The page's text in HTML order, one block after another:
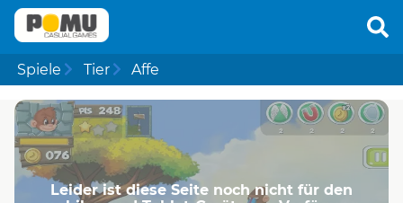
Spiele Tier Affe
Leider ist diese Seite noch nicht für den